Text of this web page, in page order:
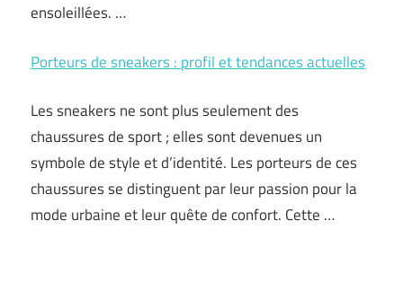
ensoleillées. …
Porteurs de sneakers : profil et tendances actuelles
Les sneakers ne sont plus seulement des
chaussures de sport ; elles sont devenues un
symbole de style et d’identité. Les porteurs de ces
chaussures se distinguent par leur passion pour la
mode urbaine et leur quête de confort. Cette …